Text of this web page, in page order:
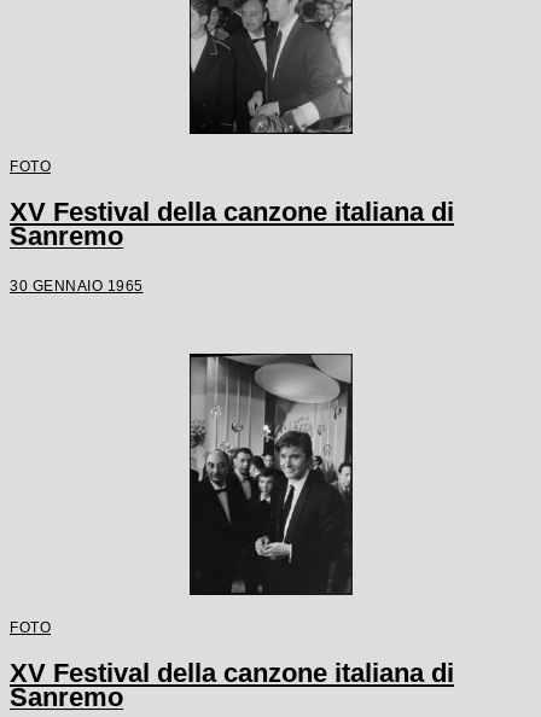
FOTO
XV Festival della canzone italiana di
Sanremo
30 GENNAIO 1965
FOTO
XV Festival della canzone italiana di
Sanremo